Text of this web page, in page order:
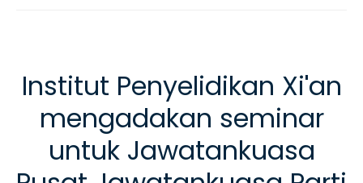
Institut Penyelidikan Xi'an
mengadakan seminar
untuk Jawatankuasa